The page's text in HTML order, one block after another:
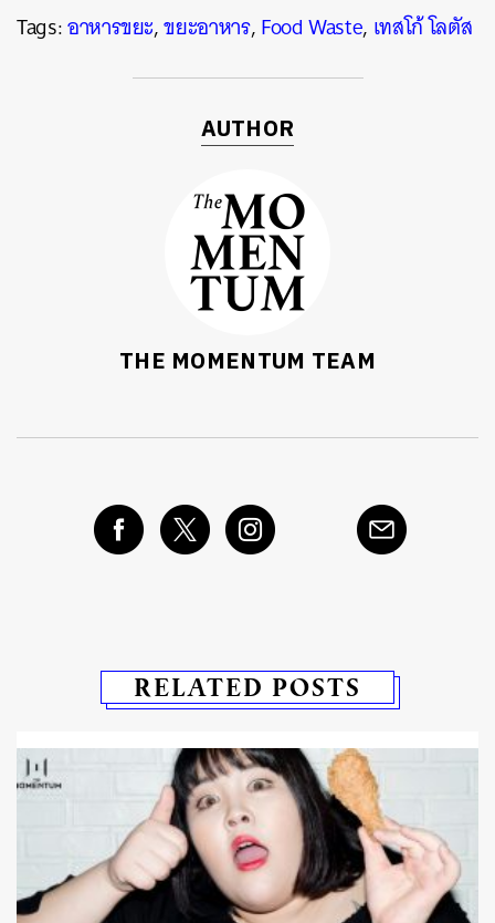
Tags:อาหารขยะ,ขยะอาหาร,Food Waste, เทสโก้ โลตัส
AUTHOR
THE MOMENTUM TEAM
RELATED POSTS